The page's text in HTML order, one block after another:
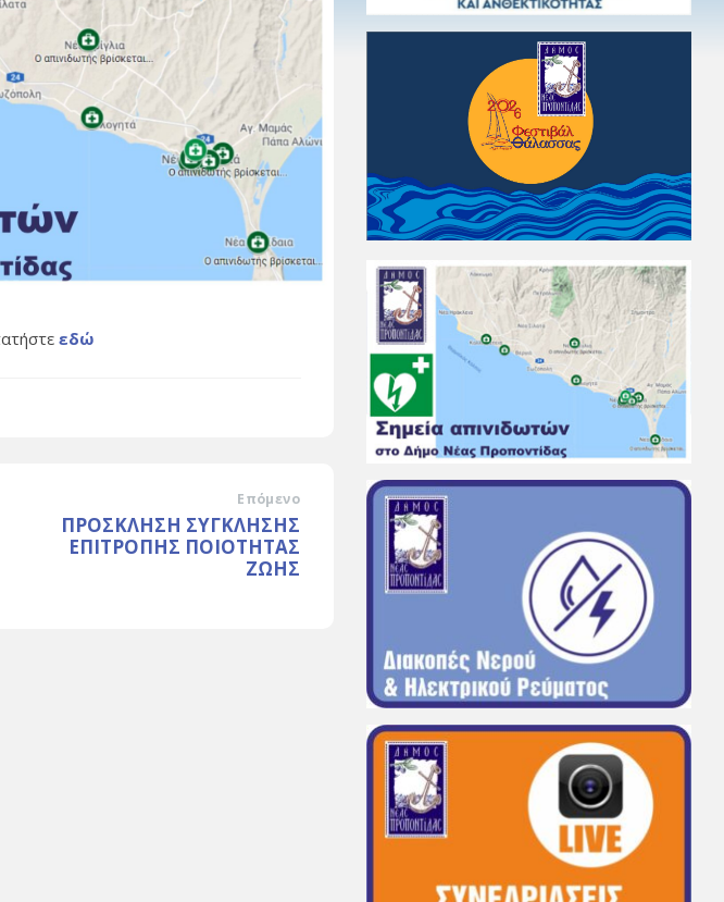
εδώ
Επόμενο
ΠΡΟΣΚΛΗΣΗ ΣΥΓΚΛΗΣΗΣ
ΕΠΙΤΡΟΠΗΣ ΠΟΙΟΤΗΤΑΣ
ΖΩΗΣ